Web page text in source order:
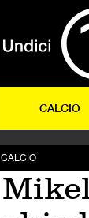
CALCIO
CALCIO